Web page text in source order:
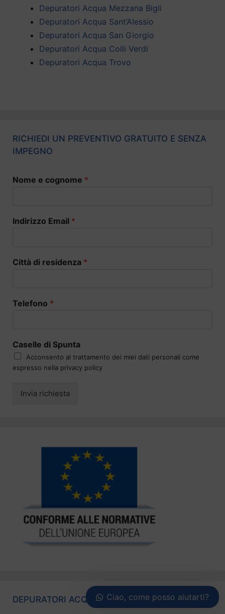
Depuratori Acqua Mezzana Bigli
Depuratori Acqua Sant’Alessio
Depuratori Acqua San Giorgio
Depuratori Acqua Colli Verdi
Depuratori Acqua Trovo
RICHIEDI UN PREVENTIVO GRATUITO E SENZA
IMPEGNO
Nome e cognome *
Indirizzo Email *
Città di residenza *
Telefono *
Caselle di Spunta
Acconsento al trattamento dei miei dati personali come
espresso nella privacy policy
Invia richiesta
DEPURATORI ACQUA IN TUTTA ITALIA
Ciao, come posso aiutarti?